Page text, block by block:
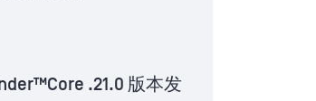
.21.0 版本发